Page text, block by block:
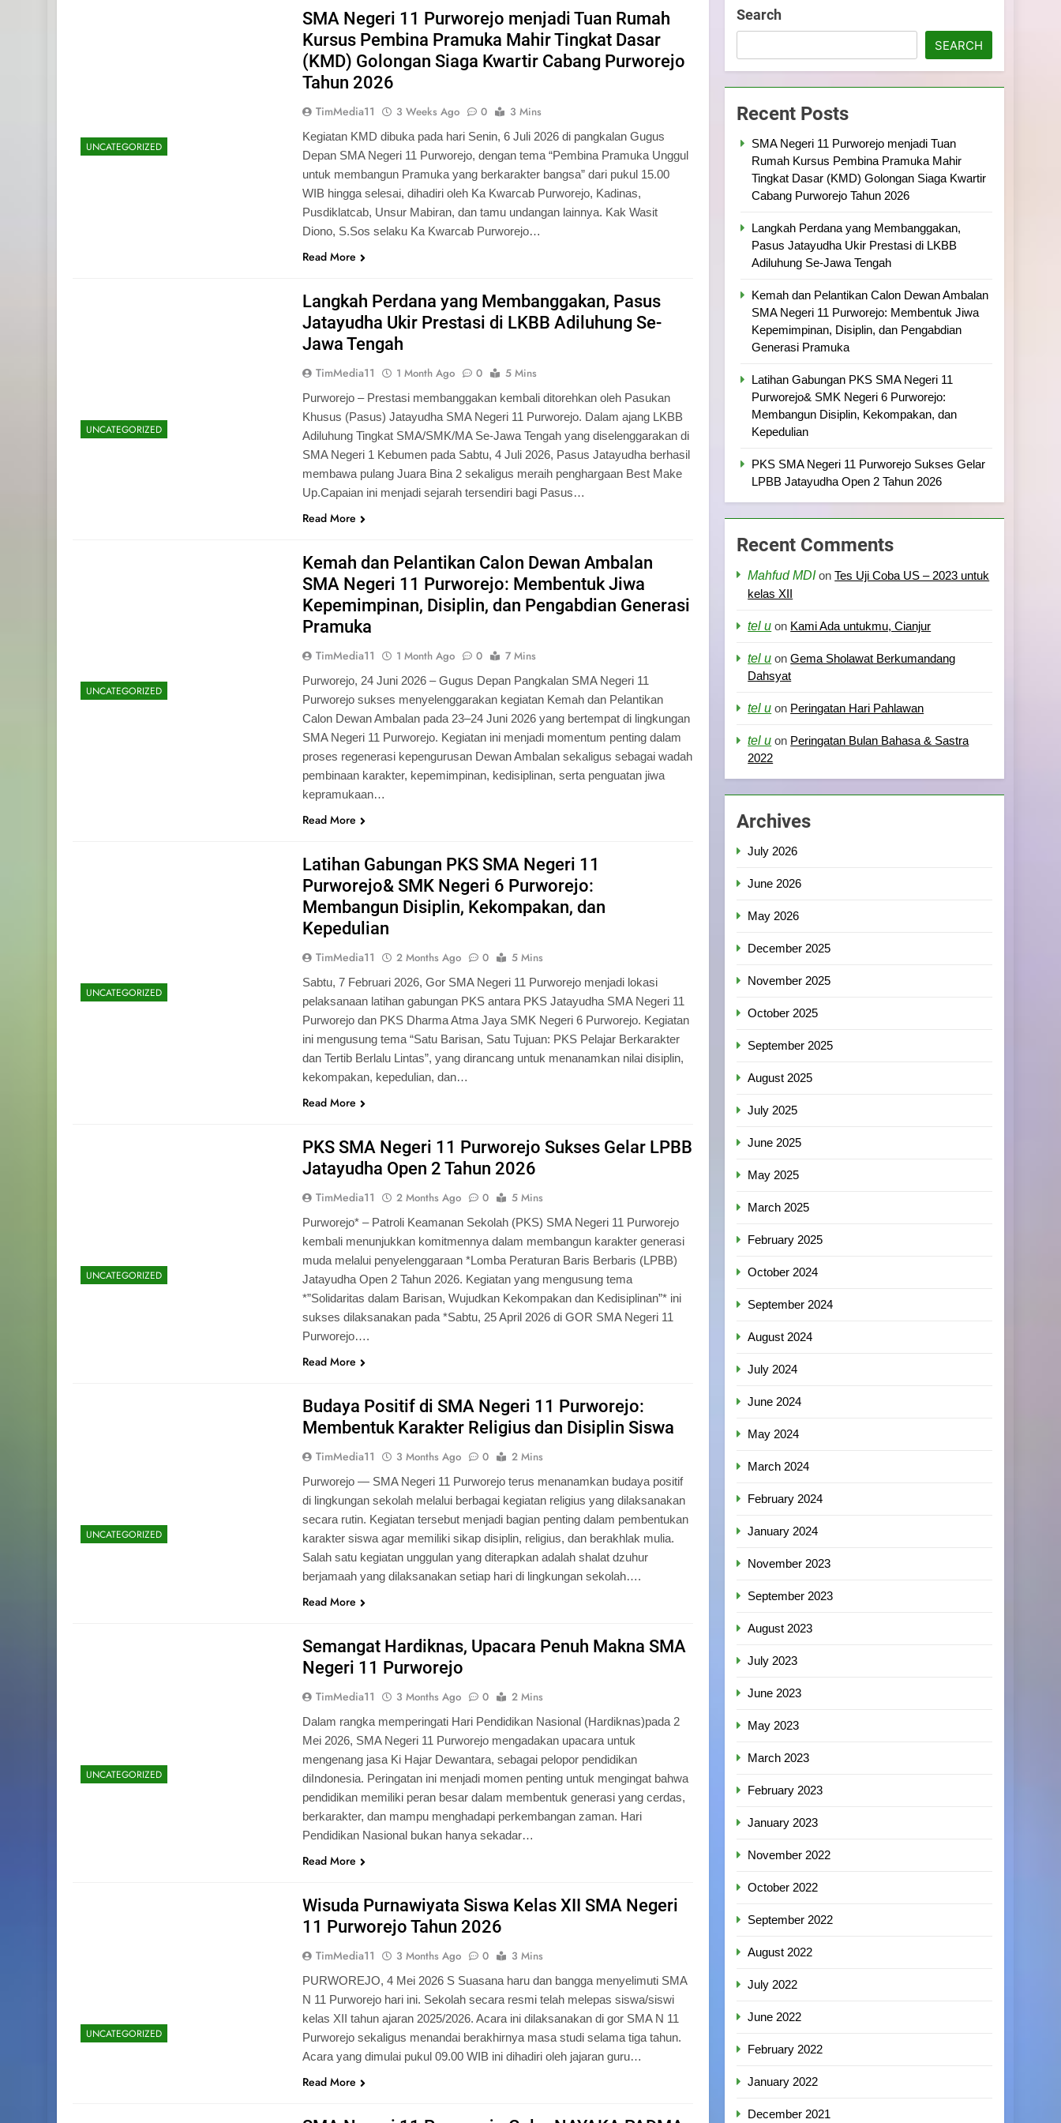
Pengabdian Generasi Pramuka
UNCATEGORIZED
SMA Negeri 11 Purworejo menjadi Tuan Rumah
Kursus Pembina Pramuka Mahir Tingkat Dasar
(KMD) Golongan Siaga Kwartir Cabang Purworejo
Tahun 2026
TimMedia11 3 Weeks Ago 0 3 Mins
Kegiatan KMD dibuka pada hari Senin, 6 Juli 2026 di pangkalan Gugus
Depan SMA Negeri 11 Purworejo, dengan tema “Pembina Pramuka Unggul
untuk membangun Pramuka yang berkarakter bangsa” dari pukul 15.00
WIB hingga selesai, dihadiri oleh Ka Kwarcab Purworejo, Kadinas,
Pusdiklatcab, Unsur Mabiran, dan tamu undangan lainnya. Kak Wasit
Diono, S.Sos selaku Ka Kwarcab Purworejo…
Read More
UNCATEGORIZED
Langkah Perdana yang Membanggakan, Pasus
Jatayudha Ukir Prestasi di LKBB Adiluhung Se-
Jawa Tengah
TimMedia11 1 Month Ago 0 5 Mins
Purworejo – Prestasi membanggakan kembali ditorehkan oleh Pasukan
Khusus (Pasus) Jatayudha SMA Negeri 11 Purworejo. Dalam ajang LKBB
Adiluhung Tingkat SMA/SMK/MA Se-Jawa Tengah yang diselenggarakan di
SMA Negeri 1 Kebumen pada Sabtu, 4 Juli 2026, Pasus Jatayudha berhasil
membawa pulang Juara Bina 2 sekaligus meraih penghargaan Best Make
Up.Capaian ini menjadi sejarah tersendiri bagi Pasus…
Read More
UNCATEGORIZED
Kemah dan Pelantikan Calon Dewan Ambalan
SMA Negeri 11 Purworejo: Membentuk Jiwa
Kepemimpinan, Disiplin, dan Pengabdian Generasi
Pramuka
TimMedia11 1 Month Ago 0 7 Mins
Purworejo, 24 Juni 2026 – Gugus Depan Pangkalan SMA Negeri 11
Purworejo sukses menyelenggarakan kegiatan Kemah dan Pelantikan
Calon Dewan Ambalan pada 23–24 Juni 2026 yang bertempat di lingkungan
SMA Negeri 11 Purworejo. Kegiatan ini menjadi momentum penting dalam
proses regenerasi kepengurusan Dewan Ambalan sekaligus sebagai wadah
pembinaan karakter, kepemimpinan, kedisiplinan, serta penguatan jiwa
kepramukaan…
Read More
UNCATEGORIZED
Latihan Gabungan PKS SMA Negeri 11
Purworejo& SMK Negeri 6 Purworejo:
Membangun Disiplin, Kekompakan, dan
Kepedulian
TimMedia11 2 Months Ago 0 5 Mins
Sabtu, 7 Februari 2026, Gor SMA Negeri 11 Purworejo menjadi lokasi
pelaksanaan latihan gabungan PKS antara PKS Jatayudha SMA Negeri 11
Purworejo dan PKS Dharma Atma Jaya SMK Negeri 6 Purworejo. Kegiatan
ini mengusung tema “Satu Barisan, Satu Tujuan: PKS Pelajar Berkarakter
dan Tertib Berlalu Lintas”, yang dirancang untuk menanamkan nilai disiplin,
kekompakan, kepedulian, dan…
Read More
UNCATEGORIZED
PKS SMA Negeri 11 Purworejo Sukses Gelar LPBB
Jatayudha Open 2 Tahun 2026
TimMedia11 2 Months Ago 0 5 Mins
Purworejo* – Patroli Keamanan Sekolah (PKS) SMA Negeri 11 Purworejo
kembali menunjukkan komitmennya dalam membangun karakter generasi
muda melalui penyelenggaraan *Lomba Peraturan Baris Berbaris (LPBB)
Jatayudha Open 2 Tahun 2026. Kegiatan yang mengusung tema
*”Solidaritas dalam Barisan, Wujudkan Kekompakan dan Kedisiplinan”* ini
sukses dilaksanakan pada *Sabtu, 25 April 2026 di GOR SMA Negeri 11
Purworejo….
Read More
UNCATEGORIZED
Budaya Positif di SMA Negeri 11 Purworejo:
Membentuk Karakter Religius dan Disiplin Siswa
TimMedia11 3 Months Ago 0 2 Mins
Purworejo — SMA Negeri 11 Purworejo terus menanamkan budaya positif
di lingkungan sekolah melalui berbagai kegiatan religius yang dilaksanakan
secara rutin. Kegiatan tersebut menjadi bagian penting dalam pembentukan
karakter siswa agar memiliki sikap disiplin, religius, dan berakhlak mulia.
Salah satu kegiatan unggulan yang diterapkan adalah shalat dzuhur
berjamaah yang dilaksanakan setiap hari di lingkungan sekolah….
Read More
UNCATEGORIZED
Semangat Hardiknas, Upacara Penuh Makna SMA
Negeri 11 Purworejo
TimMedia11 3 Months Ago 0 2 Mins
Dalam rangka memperingati Hari Pendidikan Nasional (Hardiknas)pada 2
Mei 2026, SMA Negeri 11 Purworejo mengadakan upacara untuk
mengenang jasa Ki Hajar Dewantara, sebagai pelopor pendidikan
diIndonesia. Peringatan ini menjadi momen penting untuk mengingat bahwa
pendidikan memiliki peran besar dalam membentuk generasi yang cerdas,
berkarakter, dan mampu menghadapi perkembangan zaman. Hari
Pendidikan Nasional bukan hanya sekadar…
Read More
UNCATEGORIZED
Wisuda Purnawiyata Siswa Kelas XII SMA Negeri
11 Purworejo Tahun 2026
TimMedia11 3 Months Ago 0 3 Mins
PURWOREJO, 4 Mei 2026 S Suasana haru dan bangga menyelimuti SMA
N 11 Purworejo hari ini. Sekolah secara resmi telah melepas siswa/siswi
kelas XII tahun ajaran 2025/2026. Acara ini dilaksanakan di gor SMA N 11
Purworejo sekaligus menandai berakhirnya masa studi selama tiga tahun.
Acara yang dimulai pukul 09.00 WIB ini dihadiri oleh jajaran guru…
Read More
Search
SEARCH
Recent Posts
SMA Negeri 11 Purworejo menjadi Tuan
Rumah Kursus Pembina Pramuka Mahir
Tingkat Dasar (KMD) Golongan Siaga Kwartir
Cabang Purworejo Tahun 2026
Langkah Perdana yang Membanggakan,
Pasus Jatayudha Ukir Prestasi di LKBB
Adiluhung Se-Jawa Tengah
Kemah dan Pelantikan Calon Dewan Ambalan
SMA Negeri 11 Purworejo: Membentuk Jiwa
Kepemimpinan, Disiplin, dan Pengabdian
Generasi Pramuka
Latihan Gabungan PKS SMA Negeri 11
Purworejo& SMK Negeri 6 Purworejo:
Membangun Disiplin, Kekompakan, dan
Kepedulian
PKS SMA Negeri 11 Purworejo Sukses Gelar
LPBB Jatayudha Open 2 Tahun 2026
Recent Comments
Mahfud MDIonTes Uji Coba US – 2023 untuk
kelas XII
tel u on Kami Ada untukmu, Cianjur
tel u onGema Sholawat Berkumandang
Dahsyat
tel u on Peringatan Hari Pahlawan
tel u on Peringatan Bulan Bahasa & Sastra
2022
Archives
July 2026
June 2026
May 2026
December 2025
November 2025
October 2025
September 2025
August 2025
July 2025
June 2025
May 2025
March 2025
February 2025
October 2024
September 2024
August 2024
July 2024
June 2024
May 2024
March 2024
February 2024
January 2024
November 2023
September 2023
August 2023
July 2023
June 2023
May 2023
March 2023
February 2023
January 2023
November 2022
October 2022
September 2022
August 2022
July 2022
June 2022
February 2022
January 2022
December 2021